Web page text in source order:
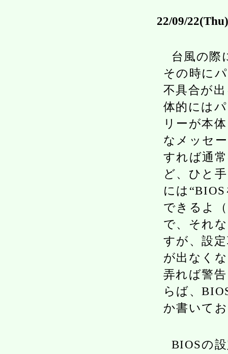
22/09/22(Thu)
台風の際
その時に
不具合が
体的には
リーが本
なメッセ
すれば通
ど、ひと
には
できるよ
で、それ
すが、設
が出なく
弄れば警
らば、
か書いて
BIOSの